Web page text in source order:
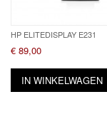
HP ELITEDISPLAY E231
€ 89,00
IN WINKELWAGEN